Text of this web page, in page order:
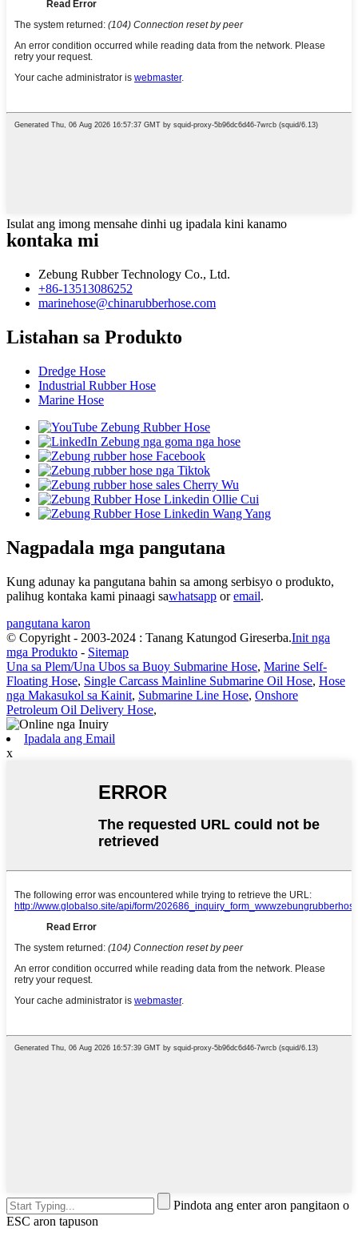
Isulat ang imong mensahe dinhi ug ipadala kini kanamo
kontaka mi
Zebung Rubber Technology Co., Ltd.
+86-13513086252
marinehose@chinarubberhose.com
Listahan sa Produkto
Dredge Hose
Industrial Rubber Hose
Marine Hose
Nagpadala mga pangutana
Kung adunay ka pangutana bahin sa among serbisyo o produkto,
palihug kontaka kami pinaagi sawhatsapp oremail.
pangutana karon
© Copyright - 2003-2024 : Tanang Katungod Gireserba.Init nga
mga Produkto - Sitemap
Una sa Plem/Una Ubos sa Buoy Submarine Hose, Marine Self-
Floating Hose, Single Carcass Mainline Submarine Oil Hose, Hose
nga Makasukol sa Kainit, Submarine Line Hose, Onshore
Petroleum Oil Delivery Hose,
Ipadala ang Email
x
Pindota ang enter aron pangitaon o
ESC aron tapuson